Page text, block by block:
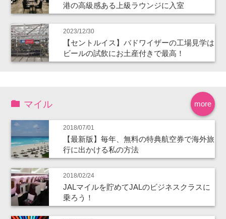
港の高級感ある上級ラウンジに入室
2023/12/30
【セントルイス】バドワイザーの工場見学は
ビールの試飲にお土産付きで最高！
more
マイル
2018/07/01
【最新版】毎年、無料の特典航空券で海外旅
行に出かける私の方法
2018/02/24
JALマイルを貯めてJALのビジネスクラスに
乗ろう！